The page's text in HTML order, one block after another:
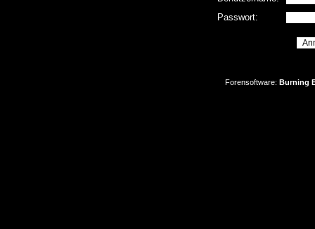
Passwort:
Forensoftware: Burning